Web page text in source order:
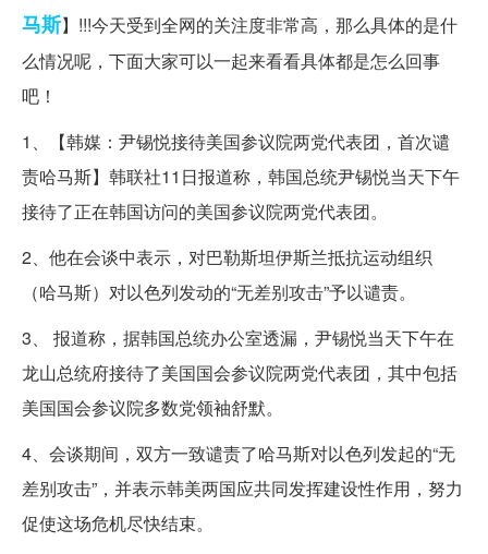
马斯】!!!今天受到全网的关注度非常高，那么具体的是什
么情况呢，下面大家可以一起来看看具体都是怎么回事
吧！
1、【韩媒：尹锡悦接待美国参议院两党代表团，首次谴
责哈马斯】韩联社11日报道称，韩国总统尹锡悦当天下午
接待了正在韩国访问的美国参议院两党代表团。
2、他在会谈中表示，对巴勒斯坦伊斯兰抵抗运动组织
（哈马斯）对以色列发动的“无差别攻击”予以谴责。
3、 报道称，据韩国总统办公室透漏，尹锡悦当天下午在
龙山总统府接待了美国国会参议院两党代表团，其中包括
美国国会参议院多数党领袖舒默。
4、会谈期间，双方一致谴责了哈马斯对以色列发起的“无
差别攻击”，并表示韩美两国应共同发挥建设性作用，努力
促使这场危机尽快结束。